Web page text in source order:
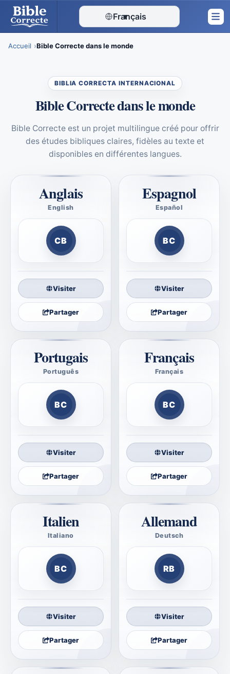
Français
▾
Accueil Bible Correcte dans le monde
BIBLIA CORRECTA INTERNACIONAL
Bible Correcte dans le monde
Bible Correcte est un projet multilingue créé pour offrir
des études bibliques claires, fidèles au texte et
disponibles en différentes langues.
Anglais
English
Correct Bible
CB
Visiter
Partager
Espagnol
Español
Biblia Correcta
BC
Visiter
Partager
Portugais
Português
Bíblia Correta
BC
Visiter
Partager
Français
Français
Bible Correcte
BC
Visiter
Partager
Italien
Italiano
Bibbia Corretta
BC
Visiter
Partager
Allemand
Deutsch
Richtige Bibel
RB
Visiter
Partager